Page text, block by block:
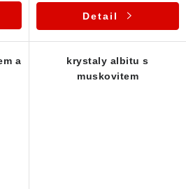
Detail
a
krystaly albitu s
muskovitem